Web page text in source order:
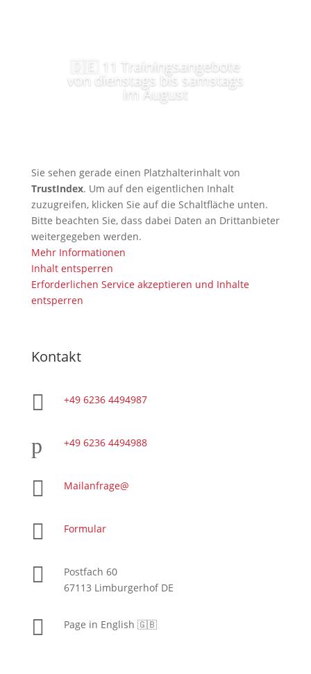
🇩🇪 11 Trainingsangebote
von dienstags bis samstags
im August
Sie sehen gerade einen Platzhalterinhalt von
TrustIndex. Um auf den eigentlichen Inhalt
zuzugreifen, klicken Sie auf die Schaltfläche unten.
Bitte beachten Sie, dass dabei Daten an Drittanbieter
weitergegeben werden.
Mehr Informationen
Inhalt entsperren
Erforderlichen Service akzeptieren und Inhalte
entsperren
Kontakt
 +49 6236 4494987
p +49 6236 4494988
 Mailanfrage@
 Formular

Postfach 60
67113 Limburgerhof DE
 Page in English 🇬🇧